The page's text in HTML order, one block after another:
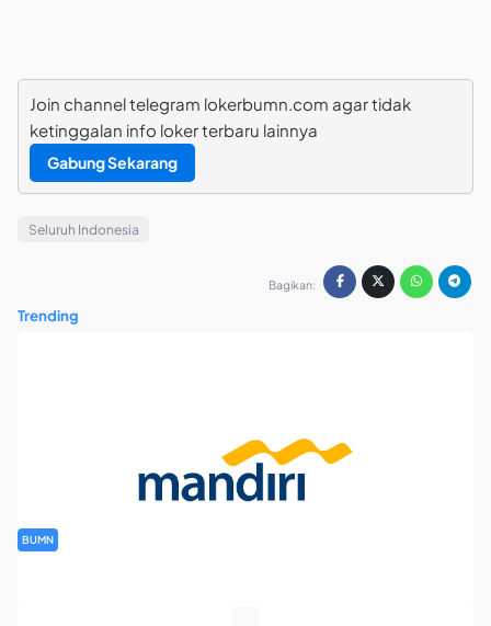
Join channel telegram lokerbumn.com agar tidak
ketinggalan info loker terbaru lainnya
Gabung Sekarang
Seluruh Indonesia
Bagikan:
Trending
BUMN